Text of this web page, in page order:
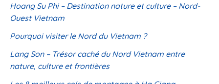
Hoang Su Phi – Destination nature et culture – Nord-
Ouest Vietnam
Pourquoi visiter le Nord du Vietnam ?
Lang Son – Trésor caché du Nord Vietnam entre
nature, culture et frontières